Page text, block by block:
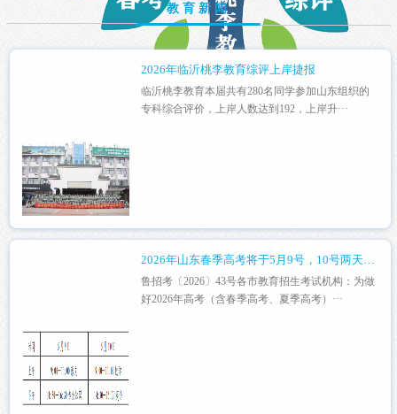
教育新闻
2026年临沂桃李教育综评上岸捷报
临沂桃李教育本届共有280名同学参加山东组织的
专科综合评价，上岸人数达到192，上岸升···
2026年山东春季高考将于5月9号，10号两天进行
鲁招考〔2026〕43号各市教育招生考试机构：为做
好2026年高考（含春季高考、夏季高考）···